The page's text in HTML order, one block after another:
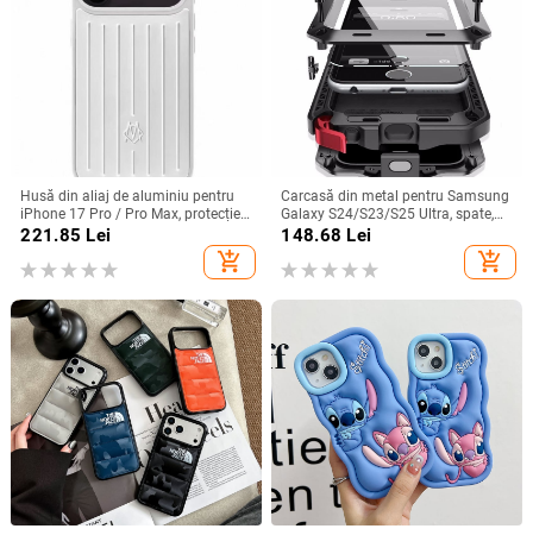
Husă din aliaj de aluminiu pentru
iPhone 17 Pro / Pro Max, protecție
anti-cădere, închidere magnetică,
turnare prin injecție, posibilitate de
personalizare
221.85 Lei
add_shopping_cart
Carcasă din metal pentru Samsung
Galaxy S24/S23/S25 Ultra, spate,
prelucrată, personalizabilă, disipare
căldură, anti-cadere, anti-amprentă
148.68 Lei
add_shopping_cart